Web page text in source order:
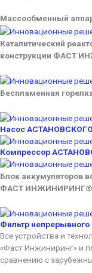
Массообменный
Каталитический
конструкции ФАСТ
Беспламенная
Насос АСТАНОВСКОГО
Компрессор
Блок аккумуляторов
ФАСТ ИНЖИНИРИНГ®
Фильтр
Все устройства и
«Фаст Инжиниринг» и
сравнению с